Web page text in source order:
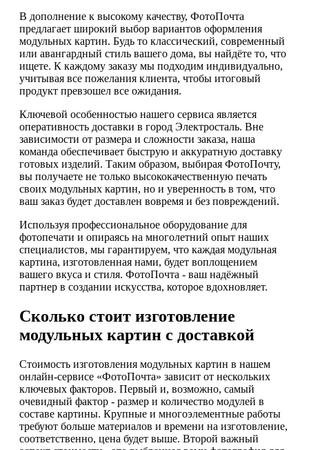
В дополнение к высокому качеству, ФотоПочта
предлагает широкий выбор вариантов оформления
модульных картин. Будь то классический, современный
или авангардный стиль вашего дома, вы найдёте то, что
ищете. К каждому заказу мы подходим индивидуально,
учитывая все пожелания клиента, чтобы итоговый
продукт превзошел все ожидания.
Ключевой особенностью нашего сервиса является
оперативность доставки в город Электросталь. Вне
зависимости от размера и сложности заказа, наша
команда обеспечивает быструю и аккуратную доставку
готовых изделий. Таким образом, выбирая ФотоПочту,
вы получаете не только высококачественную печать
своих модульных картин, но и уверенность в том, что
ваш заказ будет доставлен вовремя и без повреждений.
Используя профессиональное оборудование для
фотопечати и опираясь на многолетний опыт наших
специалистов, мы гарантируем, что каждая модульная
картина, изготовленная нами, будет воплощением
вашего вкуса и стиля. ФотоПочта - ваш надёжный
партнер в создании искусства, которое вдохновляет.
Сколько стоит изготовление
модульных картин с доставкой
Стоимость изготовления модульных картин в нашем
онлайн-сервисе «ФотоПочта» зависит от нескольких
ключевых факторов. Первый и, возможно, самый
очевидный фактор - размер и количество модулей в
составе картины. Крупные и многоэлементные работы
требуют больше материалов и времени на изготовление,
соответственно, цена будет выше. Второй важный